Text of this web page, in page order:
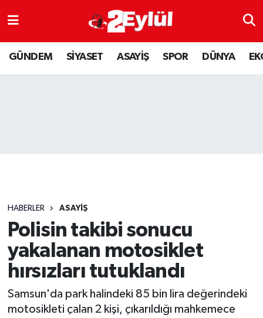
GÜNDEM SİYASET ASAYİŞ SPOR DÜNYA
HABERLER ASAYİŞ
Polisin takibi sonucu
yakalanan motosiklet
hırsızları tutuklandı
Samsun'da park halindeki 85 bin lira değerindeki
motosikleti çalan 2 kişi, çıkarıldığı mahkemece
ASAYİŞ
DÜNYA
SPOR
YAŞAM
Nöbetçi Eczaneler
Hava Durumu
Son Dakika Haberleri
Haber Arşivi